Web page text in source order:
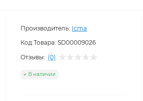
Производитель: Icma
Код Товара: SD00009026
Отзывы: (0)
В наличии